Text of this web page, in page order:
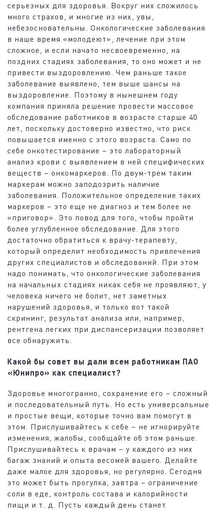
серьезных для здоровья. Вокруг них сложилось
много страхов, и многие из них, увы,
небезосновательны. Онкологические заболевания
в наше время «молодеют», лечение при этом
сложное, и если начато несвоевременно, на
поздних стадиях заболевания, то оно может и не
привести выздоровлению. Чем раньше такое
заболевание выявлено, тем выше шансы на
выздоровление. Поэтому в нынешнем году
компания приняла решение провести массовое
обследование работников в возрасте старше 40
лет, поскольку достоверно известно, что риск
повышается именно с этого возраста. Само по
себе онкотестирование – это лабораторный
анализ крови с выявлением в ней специфических
веществ – онкомаркеров. По двум-трем таким
маркерам можно заподозрить наличие
заболевания. Положительное определение таких
маркеров – это еще не диагноз и тем более не
«приговор». Это повод для того, чтобы пройти
более углубленное обследование. Для этого
достаточно обратиться к врачу-терапевту,
который определит необходимость привлечения
других специалистов и обследований. При этом
надо понимать, что онкологические заболевания
на начальных стадиях никак себя не проявляют, у
человека ничего не болит, нет заметных
нарушений здоровья, и только вот такой
скрининг, результат анализа или, например,
рентгена легких при диспансеризации позволяет
все обнаружить.
Какой бы совет вы дали всем работникам ПАО
«Юнипро» как специалист?
Здоровье многогранно, сохранение его – сложный
и последовательный путь. Но есть универсальные
и простые вещи, которые точно вам помогут в
этом. Прислушивайтесь к себе – не игнорируйте
изменения, жалобы, сообщайте об этом раньше.
Прислушивайтесь к врачам – у каждого из них
багаж знаний и опыта весомей вашего. Делайте
даже малое для здоровья, но регулярно. Сегодня
это может быть прогулка, завтра – ограничение
соли в еде, контроль состава и калорийности
пищи и т. д. Пусть каждый день станет